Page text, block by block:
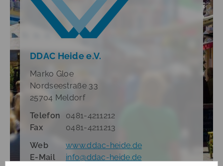
DDAC Heide e.V.
Marko Gloe
Nordseestraße 33
25704 Meldorf
Telefon
0481-4211212
Fax
0481-4211213
Web
www.ddac-heide.de
E-Mail
info@ddac-heide.de